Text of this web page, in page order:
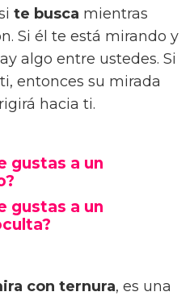
te busca mientras
Si él te está mirando y
algo entre ustedes. Si
entonces su mirada
hacia ti.
gustas a un
gustas a un
con ternura, es una